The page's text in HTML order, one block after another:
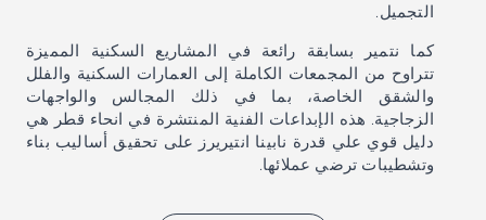
التجميل.
كما نتمير بسابقة رائعة في المشاريع السكنية المميزة
تتراوح من المجمعات الكاملة إلى العمارات السكنية والفلل
والشقق الخاصة، بما في ذلك المجالس والواجهات
الزجاجية. هذه الإبداعات الفنية المنتشرة في انحاء قطر هي
دليل قوي علي قدرة نابينا انتيريرز على تحقيق أساليب بناء
وتشطيبات ترضي عملائها.